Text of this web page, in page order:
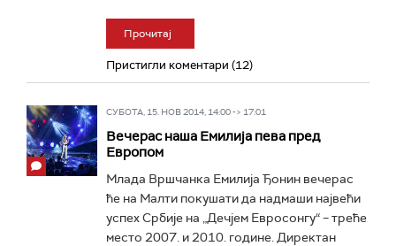
Прочитај
Пристигли коментари (12)
СУБОТА, 15. НОВ 2014, 14:00 -> 17:01
Вечерас наша Емилија пева пред
Европом
Млада Вршчанка Емилија Ђонин вечерас
ће на Малти покушати да надмаши највећи
успех Србије на „Дечјем Евросонгу“ – треће
место 2007. и 2010. године. Директан